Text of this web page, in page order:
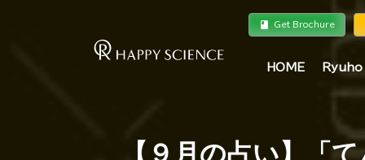
book Get Brochure
HOME
【９月の占い】「